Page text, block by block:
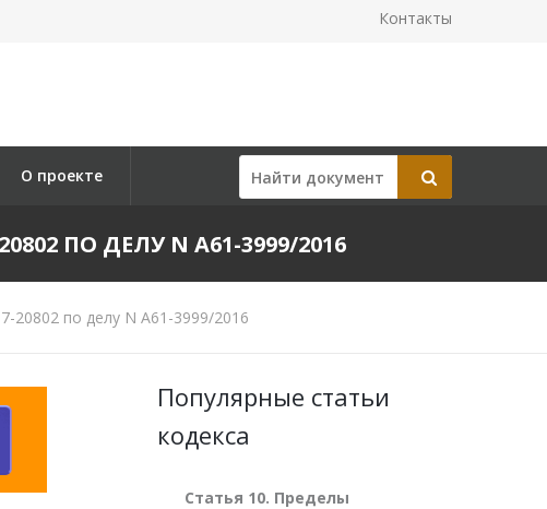
Контакты
О проекте
ПО ДЕЛУ N А61-3999/2016
20802 по делу N А61-3999/2016
Популярные статьи
кодекса
Статья 10. Пределы